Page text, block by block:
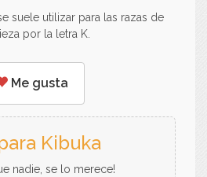
suele utilizar para las razas de
por la letra K.
Me gusta
Kibuka
nadie, se lo merece!